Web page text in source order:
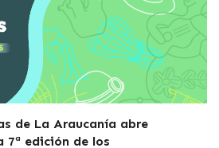
de La Araucanía abre
edición de los